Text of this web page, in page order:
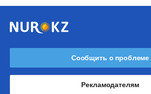
Сообщить о проблеме
Рекламодателям